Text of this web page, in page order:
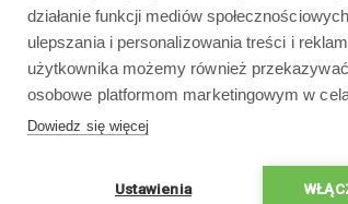
domu odkurzacz
jedną szczotkę kombinowaną na
działanie funkcji mediów
ulepszania i personalizowania treści i
użytkownika możemy również
osobowe platformom marketingowym w
Dowiedz się więcej
Ustawienia